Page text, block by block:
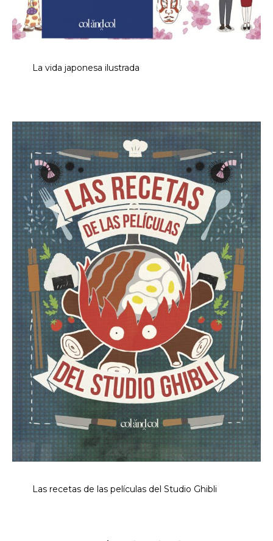
La vida japonesa ilustrada
Las recetas de las películas del Studio Ghibli